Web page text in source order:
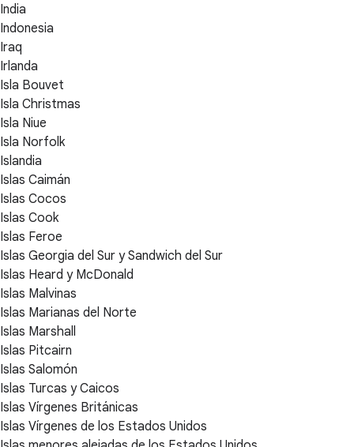
India
Indonesia
Iraq
Irlanda
Isla Bouvet
Isla Christmas
Isla Niue
Isla Norfolk
Islandia
Islas Caimán
Islas Cocos
Islas Cook
Islas Feroe
Islas Georgia del Sur y Sandwich del Sur
Islas Heard y McDonald
Islas Malvinas
Islas Marianas del Norte
Islas Marshall
Islas Pitcairn
Islas Salomón
Islas Turcas y Caicos
Islas Vírgenes Británicas
Islas Vírgenes de los Estados Unidos